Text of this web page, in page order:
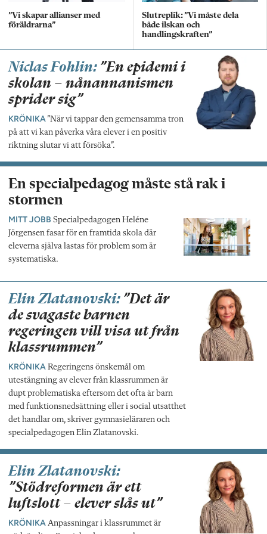
”Vi skapar allianser med
föräldrarna”
Slutreplik: ”Vi måste dela
både ilskan och
handlingskraften”
Niclas Fohlin: ”En epidemi i
skolan – nånannanismen
sprider sig”
KRÖNIKA”När vi tappar den gemensamma tron
på att vi kan påverka våra elever i en positiv
riktning slutar vi att försöka”.
En specialpedagog måste stå rak i
stormen
MITT JOBB Specialpedagogen Heléne
Jörgensen fasar för en framtida skola där
eleverna själva lastas för problem som är
systematiska.
Elin Zlatanovski: ”Det är
de svagaste barnen
regeringen vill visa ut från
klassrummen”
KRÖNIKA Regeringens önskemål om
utestängning av elever från klassrummen är
dupt problematiska eftersom det ofta är barn
med funktionsnedsättning eller i social utsatthet
det handlar om, skriver gymnasieläraren och
specialpedagogen Elin Zlatanovski.
Elin Zlatanovski:
”Stödreformen är ett
luftslott – elever slås ut”
KRÖNIKA Anpassningar i klassrummet är